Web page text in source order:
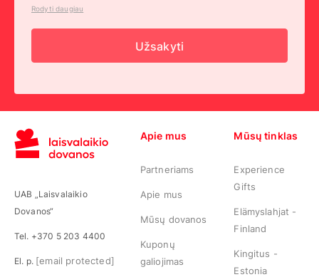
Rodyti daugiau
Užsakyti
UAB „Laisvalaikio
Dovanos“
Tel. +370 5 203 4400
El. p. [email protected]
Apie mus
Partneriams
Apie mus
Mūsų dovanos
Kuponų
galiojimas
Mūsų tinklas
Experience
Gifts
Elämyslahjat -
Finland
Kingitus -
Estonia